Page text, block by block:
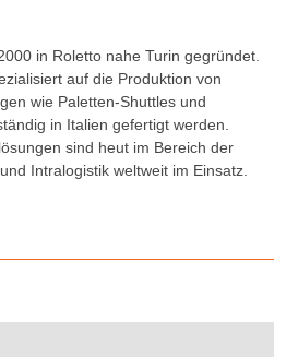
in Roletto nahe Turin gegründet.
auf die Produktion von
wie Paletten-Shuttles und
in Italien gefertigt werden.
sind heut im Bereich der
Intralogistik weltweit im Einsatz.